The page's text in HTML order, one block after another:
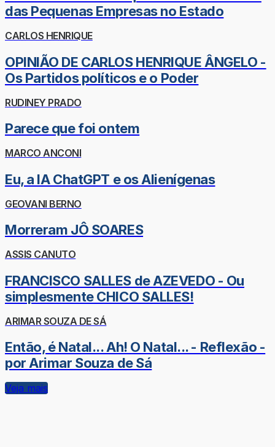
das Pequenas Empresas no Estado
CARLOS HENRIQUE
OPINIÃO DE CARLOS HENRIQUE ÂNGELO -
Os Partidos políticos e o Poder
RUDINEY PRADO
Parece que foi ontem
MARCO ANCONI
Eu, a IA ChatGPT e os Alienígenas
GEOVANI BERNO
Morreram JÔ SOARES
ASSIS CANUTO
FRANCISCO SALLES de AZEVEDO - Ou
simplesmente CHICO SALLES!
ARIMAR SOUZA DE SÁ
Então, é Natal... Ah! O Natal... - Reflexão -
por Arimar Souza de Sá
Veja mais